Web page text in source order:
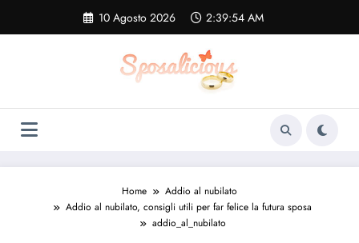
contenuto
10 Agosto 2026 2:39:55 AM
Home
Addio al nubilato
Addio al nubilato, consigli utili per far felice la futura sposa
addio_al_nubilato